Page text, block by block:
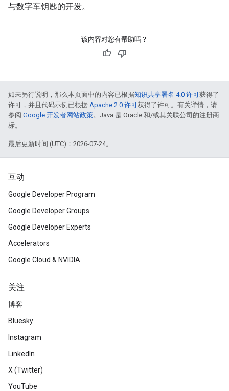
与数字车钥匙的开发。
该内容对您有帮助吗？
如未另行说明，那么本页面中的内容已根据知识共享署名 4.0 许可获得了
许可，并且代码示例已根据 Apache 2.0 许可获得了许可。有关详情，请
参阅 Google 开发者网站政策。Java 是 Oracle 和/或其关联公司的注册商
标。
最后更新时间 (UTC)：2026-07-24。
互动
Google Developer Program
Google Developer Groups
Google Developer Experts
Accelerators
Google Cloud & NVIDIA
关注
博客
Bluesky
Instagram
LinkedIn
X (Twitter)
YouTube